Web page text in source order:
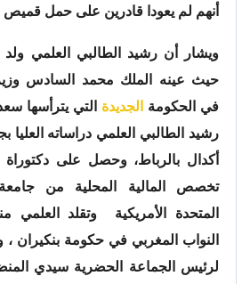
أنهم لم يعودا قادرين على حمل
ويشار أن رشيد الطالبي العلمي ولد
حيث عينه الملك محمد السادس
في الحكومة
الجديدة التي يترأسها
رشيد الطالبي العلمي دراساته
أكدال بالرباط، وحصل على دكتوراة
تخصص المالية المحلية من جامعة
المتحدة الأمريكية وتقلد
النواب المغربي في حكومة بنكيران ،
لرئيس الجماعة الحضرية سيدي